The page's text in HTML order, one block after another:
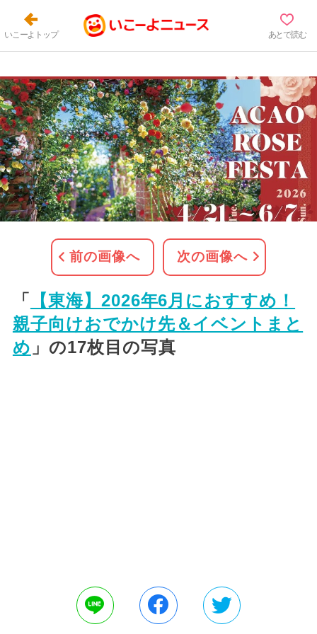
いこーよトップ あとで読む
前の画像へ 次の画像へ
「
【東海】2026年6月におすすめ！
親子向けおでかけ先＆イベントまと
め 」の17枚目の写真